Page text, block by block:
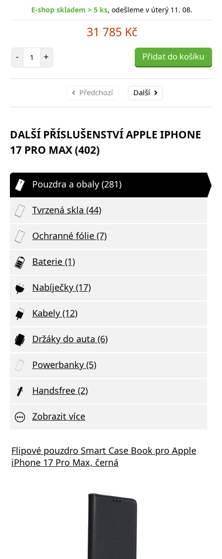
E-shop skladem > 5 ks, odešleme v úterý 11. 08.
31 785 Kč
- Počet položek
+ Přidat do košíku
Předchozí Další
DALŠÍ PŘÍSLUŠENSTVÍ APPLE IPHONE
17 PRO MAX (402)
Pouzdra a obaly (281)
Tvrzená skla (44)
Ochranné fólie (7)
Baterie (1)
Nabíječky (17)
Kabely (12)
Držáky do auta (6)
Powerbanky (5)
Handsfree (2)
Zobrazit více
Flipové pouzdro Smart Case Book pro Apple
iPhone 17 Pro Max, černá
nabíječka FIXED s 2xUSB výstupem, 17W
Rapid Charge, bílá